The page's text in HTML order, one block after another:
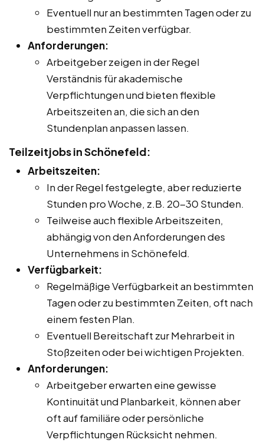
Eventuell nur an bestimmten Tagen oder zu
bestimmten Zeiten verfügbar.
Anforderungen:
Arbeitgeber zeigen in der Regel
Verständnis für akademische
Verpflichtungen und bieten flexible
Arbeitszeiten an, die sich an den
Stundenplan anpassen lassen.
Teilzeitjobs in Schönefeld:
Arbeitszeiten:
In der Regel festgelegte, aber reduzierte
Stunden pro Woche, z.B. 20-30 Stunden.
Teilweise auch flexible Arbeitszeiten,
abhängig von den Anforderungen des
Unternehmens in Schönefeld.
Verfügbarkeit:
Regelmäßige Verfügbarkeit an bestimmten
Tagen oder zu bestimmten Zeiten, oft nach
einem festen Plan.
Eventuell Bereitschaft zur Mehrarbeit in
Stoßzeiten oder bei wichtigen Projekten.
Anforderungen:
Arbeitgeber erwarten eine gewisse
Kontinuität und Planbarkeit, können aber
oft auf familiäre oder persönliche
Verpflichtungen Rücksicht nehmen.